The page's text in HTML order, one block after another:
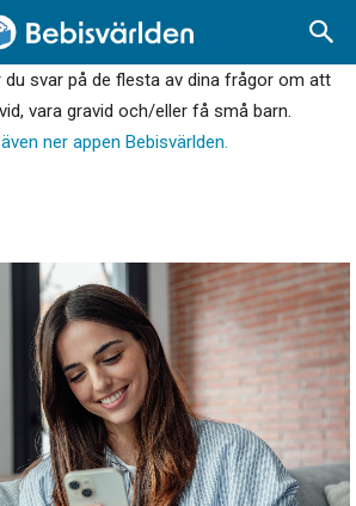
du svar på de flesta av dina frågor om att
vara gravid och/eller få små barn.
ner appen Bebisvärlden.